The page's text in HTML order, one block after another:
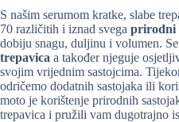
S našim serumom kratke, slabe
70 različitih i iznad svega prirodni
dobiju snagu, duljinu i volumen.
trepavica a također njeguje
svojim vrijednim sastojcima.
odričemo dodatnih sastojaka ili
moto je korištenje prirodnih
trepavica i pružili vam dugotrajno